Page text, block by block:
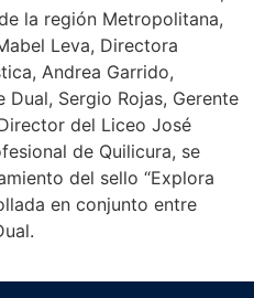
la región Metropolitana,
Leva, Directora
Andrea Garrido,
Sergio Rojas, Gerente
del Liceo José
de Quilicura, se
del sello “Explora
en conjunto entre